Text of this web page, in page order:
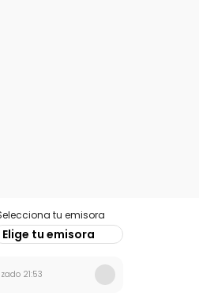
tu emisora
Elige tu emisora
21:53